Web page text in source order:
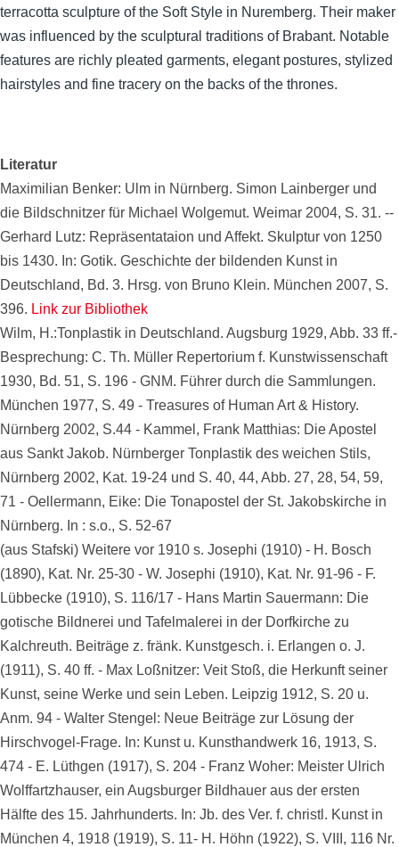
terracotta sculpture of the Soft Style in Nuremberg. Their maker
was influenced by the sculptural traditions of Brabant. Notable
features are richly pleated garments, elegant postures, stylized
hairstyles and fine tracery on the backs of the thrones.
Literatur
Maximilian Benker: Ulm in Nürnberg. Simon Lainberger und
die Bildschnitzer für Michael Wolgemut. Weimar 2004, S. 31. --
Gerhard Lutz: Repräsentataion und Affekt. Skulptur von 1250
bis 1430. In: Gotik. Geschichte der bildenden Kunst in
Deutschland, Bd. 3. Hrsg. von Bruno Klein. München 2007, S.
396. Link zur Bibliothek
Wilm, H.:Tonplastik in Deutschland. Augsburg 1929, Abb. 33 ff.-
Besprechung: C. Th. Müller Repertorium f. Kunstwissenschaft
1930, Bd. 51, S. 196 - GNM. Führer durch die Sammlungen.
München 1977, S. 49 - Treasures of Human Art & History.
Nürnberg 2002, S.44 - Kammel, Frank Matthias: Die Apostel
aus Sankt Jakob. Nürnberger Tonplastik des weichen Stils,
Nürnberg 2002, Kat. 19-24 und S. 40, 44, Abb. 27, 28, 54, 59,
71 - Oellermann, Eike: Die Tonapostel der St. Jakobskirche in
Nürnberg. In : s.o., S. 52-67
(aus Stafski) Weitere vor 1910 s. Josephi (1910) - H. Bosch
(1890), Kat. Nr. 25-30 - W. Josephi (1910), Kat. Nr. 91-96 - F.
Lübbecke (1910), S. 116/17 - Hans Martin Sauermann: Die
gotische Bildnerei und Tafelmalerei in der Dorfkirche zu
Kalchreuth. Beiträge z. fränk. Kunstgesch. i. Erlangen o. J.
(1911), S. 40 ff. - Max Loßnitzer: Veit Stoß, die Herkunft seiner
Kunst, seine Werke und sein Leben. Leipzig 1912, S. 20 u.
Anm. 94 - Walter Stengel: Neue Beiträge zur Lösung der
Hirschvogel-Frage. In: Kunst u. Kunsthandwerk 16, 1913, S.
474 - E. Lüthgen (1917), S. 204 - Franz Woher: Meister Ulrich
Wolffartzhauser, ein Augsburger Bildhauer aus der ersten
Hälfte des 15. Jahrhunderts. In: Jb. des Ver. f. christl. Kunst in
München 4, 1918 (1919), S. 11- H. Höhn (1922), S. VIII, 116 Nr.